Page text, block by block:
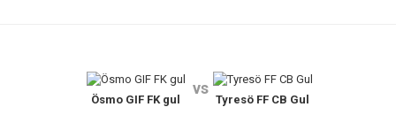
Ösmo GIF FK gul
vs
Tyresö FF CB Gul